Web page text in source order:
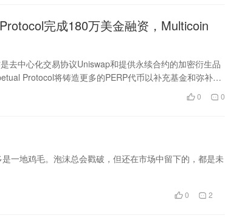
完成180万美金融资，Multicoin
去中心化交易协议Uniswap和提供永续合约的加密衍生品
Protocol将铸造更多的PERP代币以补充基金和弥补损
0 0
一地鸡毛。泡沫总会戳破，但还在市场中留下的，都是未
0 2